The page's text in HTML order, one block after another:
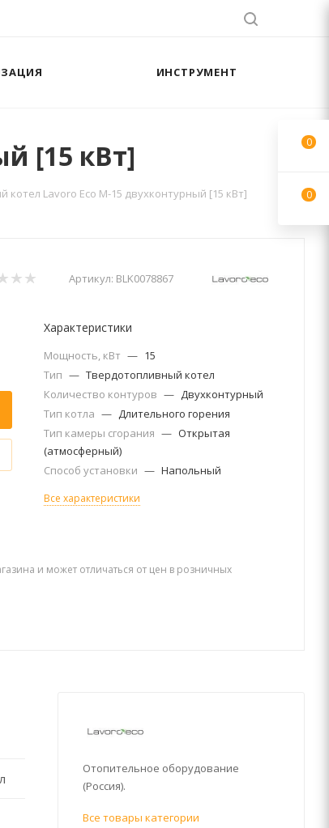
ИНСТРУМЕНТ
[15 кВт]
котел Lavoro Eco M-15 двухконтурный [15 кВт]
Артикул: BLK0078867
Характеристики
Мощность, кВт — 15
Тип — Твердотопливный котел
Количество контуров — Двухконтурный
Тип котла — Длительного горения
Тип камеры сгорания — Открытая
(атмосферный)
Способ установки — Напольный
Все характеристики
и может отличаться от цен в розничных
Отопительное оборудование
(Россия).
Все товары категории
0
0